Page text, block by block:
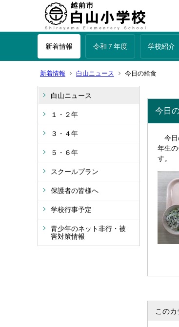
新着情報 令和７年度 学校紹介
新着情報 白山ニュース 今日の給食
白山ニュース
１・２年
３・４年
５・６年
スクールプラン
保護者の皆様へ
学校行事予定
青少年のネット非行・被
害対策情報
今日
今日
年生
す。
この